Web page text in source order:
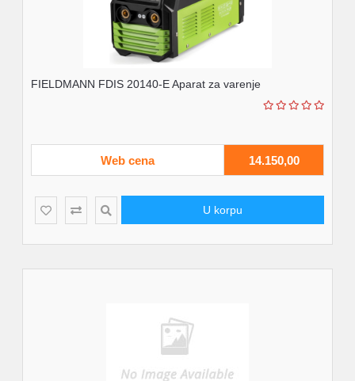
FIELDMANN FDIS 20140-E Aparat za varenje
Web cena 14.150,00
U korpu